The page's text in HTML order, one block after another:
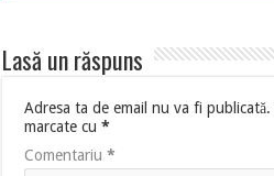
Lasă un răspuns
Adresa ta de email nu va fi publicată.
marcate cu*
Comentariu*